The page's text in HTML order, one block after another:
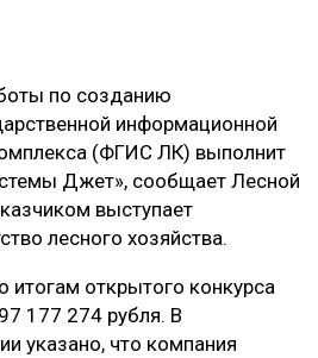
ЗАЩИТА
по созданию
информационной
(ФГИС ЛК) выполнит
Джет», сообщает Лесной
выступает
лесного хозяйства.
итогам открытого конкурса
177 274 рубля. В
указано, что компания